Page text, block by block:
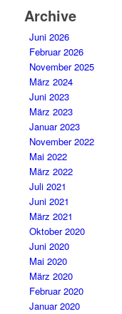
Archive
Juni 2026
Februar 2026
November 2025
März 2024
Juni 2023
März 2023
Januar 2023
November 2022
Mai 2022
März 2022
Juli 2021
Juni 2021
März 2021
Oktober 2020
Juni 2020
Mai 2020
März 2020
Februar 2020
Januar 2020